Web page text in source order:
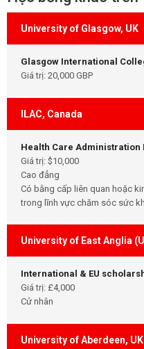
University of Glasgow, UK
Glasgow International
Giá trị: 20,000 GBP
ILAC, Canada
Health Care Administration
Giá trị: $10,000
Cao đẳng
Có bằng cấp liên quan hoặc
trong lĩnh vực chăm sóc sức
University of East Anglia
International & EU
Giá trị: £4,000
Cử nhân
University of Aberdeen, UK